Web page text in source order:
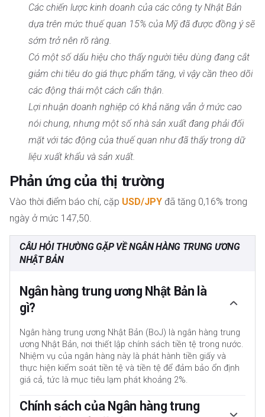
Các chiến lược kinh doanh của các công ty Nhật Bản
dựa trên mức thuế quan 15% của Mỹ đã được đồng ý sẽ
sớm trở nên rõ ràng.
Có một số dấu hiệu cho thấy người tiêu dùng đang cắt
giảm chi tiêu do giá thực phẩm tăng, vì vậy cần theo dõi
các động thái một cách cẩn thận.
Lợi nhuận doanh nghiệp có khả năng vẫn ở mức cao
nói chung, nhưng một số nhà sản xuất đang phải đối
mặt với tác động của thuế quan như đã thấy trong dữ
liệu xuất khẩu và sản xuất.
Phản ứng của thị trường
Vào thời điểm báo chí, cặp USD/JPY đã tăng 0,16% trong
ngày ở mức 147,50.
CÂU HỎI THƯỜNG GẶP VỀ NGÂN HÀNG TRUNG ƯƠNG
NHẬT BẢN
Ngân hàng trung ương Nhật Bản là
gì?
Ngân hàng trung ương Nhật Bản (BoJ) là ngân hàng trung
ương Nhật Bản, nơi thiết lập chính sách tiền tệ trong nước.
Nhiệm vụ của ngân hàng này là phát hành tiền giấy và
thực hiện kiểm soát tiền tệ và tiền tệ để đảm bảo ổn định
giá cả, tức là mục tiêu lạm phát khoảng 2%.
Chính sách của Ngân hàng trung